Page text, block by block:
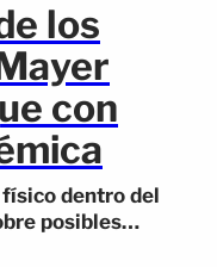
los
con
dentro del
posibles